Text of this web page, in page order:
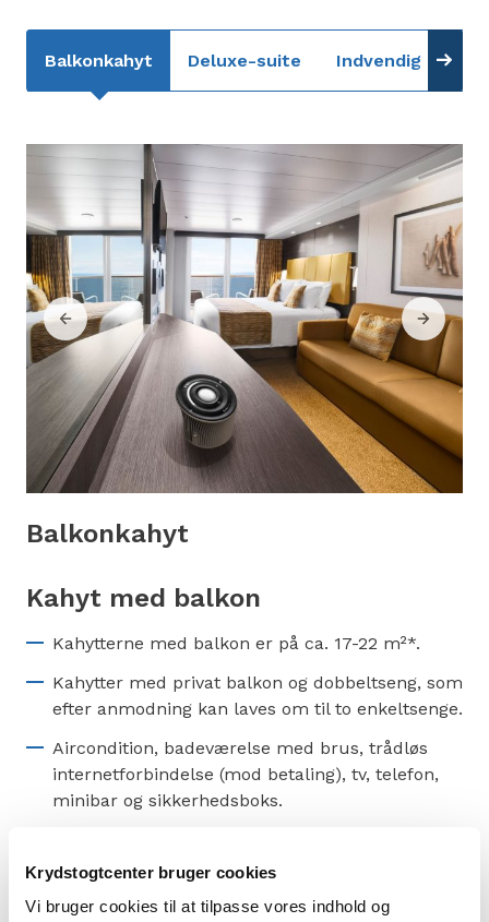
Krydstogtcenter bruger cookies
Vi bruger cookies til at tilpasse vores indhold og
Balkonkahyt Deluxe-suite Indvendig kahyt
Balkonkahyt
Kahyt med balkon
Kahytterne med balkon er på ca. 17-22 m²*.
Kahytter med privat balkon og dobbeltseng, som
efter anmodning kan laves om til to enkeltsenge.
Aircondition, badeværelse med brus, trådløs
internetforbindelse (mod betaling), tv, telefon,
minibar og sikkerhedsboks.
og som kahyt til gæster med funktionsnedsættelse
eller nedsat bevægelighed, som er større.